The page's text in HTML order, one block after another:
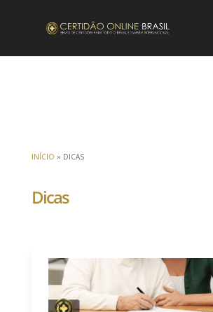
INÍCIO » DICAS
Dicas